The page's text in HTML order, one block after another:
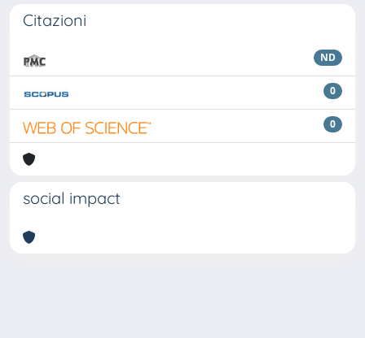
Citazioni
ND
0
0
social impact